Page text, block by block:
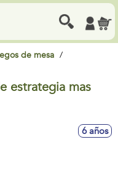
de mesa
estrategia mas
6 años